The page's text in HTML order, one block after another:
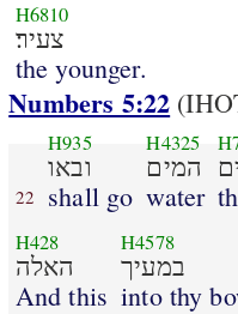
H6810
צעיר׃
the younger.
Numbers 5:22
22
H935
ובאו
shall go
H4325
המים
water
H428
האלה
And this
H4578
במעיך
into thy